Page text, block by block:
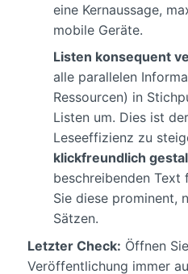
eine Kernaussage,
mobile Geräte.
Listen konsequent
alle parallelen
Ressourcen) in
Listen um. Dies ist
Leseeffizienz zu
klickfreundlich
beschreibenden Text
Sie diese prominent,
Sätzen.
Letzter Check: Öffnen
Veröffentlichung immer